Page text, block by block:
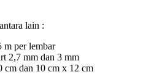
lain :
m per lembar
2,7 mm dan 3 mm
cm dan 10 cm x 12 cm